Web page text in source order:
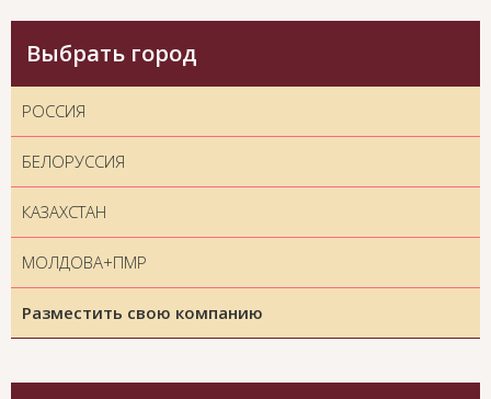
Выбрать город
РОССИЯ
БЕЛОРУССИЯ
КАЗАХСТАН
МОЛДОВА+ПМР
Разместить свою компанию